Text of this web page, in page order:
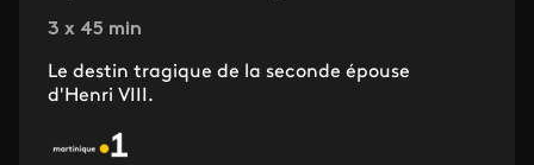
3 x 45 min
Le destin tragique de la seconde épouse
d'Henri VIII.